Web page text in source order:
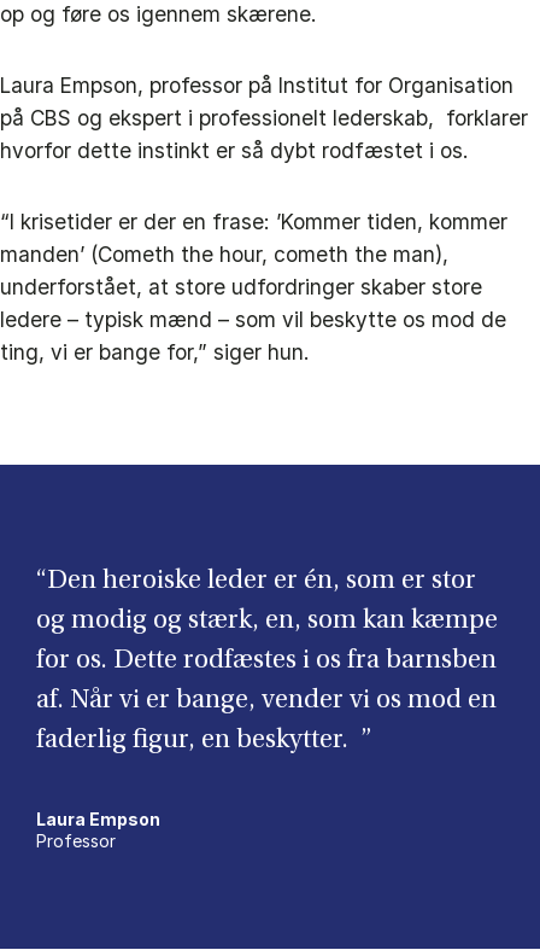
op og føre os igennem skærene.
Laura Empson, professor på Institut for Organisation
på CBS og ekspert i professionelt lederskab, forklarer
hvorfor dette instinkt er så dybt rodfæstet i os.
“I krisetider er der en frase: ’Kommer tiden, kommer
manden’ (Cometh the hour, cometh the man),
underforstået, at store udfordringer skaber store
ledere – typisk mænd – som vil beskytte os mod de
ting, vi er bange for,” siger hun.
“Den heroiske leder er én, som er stor
og modig og stærk, en, som kan kæmpe
for os. Dette rodfæstes i os fra barnsben
af. Når vi er bange, vender vi os mod en
faderlig figur, en beskytter. ”
Laura Empson
Professor